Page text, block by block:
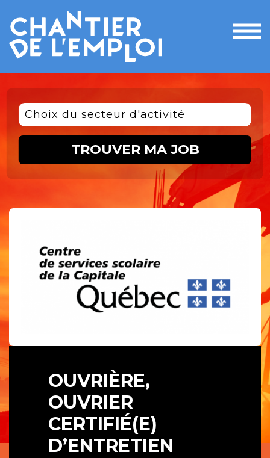
le
Choix du secteur d'activité
TROUVER MA JOB
OUVRIÈRE,
OUVRIER
CERTIFIÉ(E)
D’ENTRETIEN